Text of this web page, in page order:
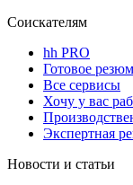
Соискателям
hh PRO
Готовое
Все сервисы
Хочу у вас
Экспертная
Новости и статьи